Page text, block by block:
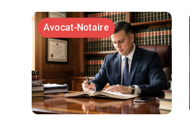
Avocat-Notaire